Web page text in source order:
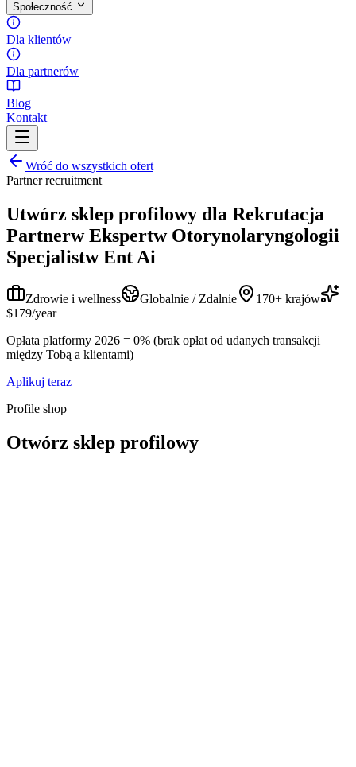
Społeczność
Dla klientów
Dla partnerów
Blog
Kontakt
Wróć do wszystkich ofert
Partner recruitment
Utwórz sklep profilowy dla Rekrutacja
Partnerw Ekspertw Otorynolaryngologii
Specjalistw Ent Ai
Zdrowie i wellness Globalnie / Zdalnie
170+ krajów
$179/year
Opłata platformy 2026 = 0% (brak opłat od udanych transakcji
między Tobą a klientami)
Aplikuj teraz
Profile shop
Otwórz sklep profilowy